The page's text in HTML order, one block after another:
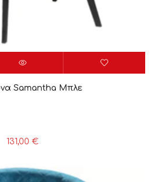
Samantha Μπλε
131,00 €